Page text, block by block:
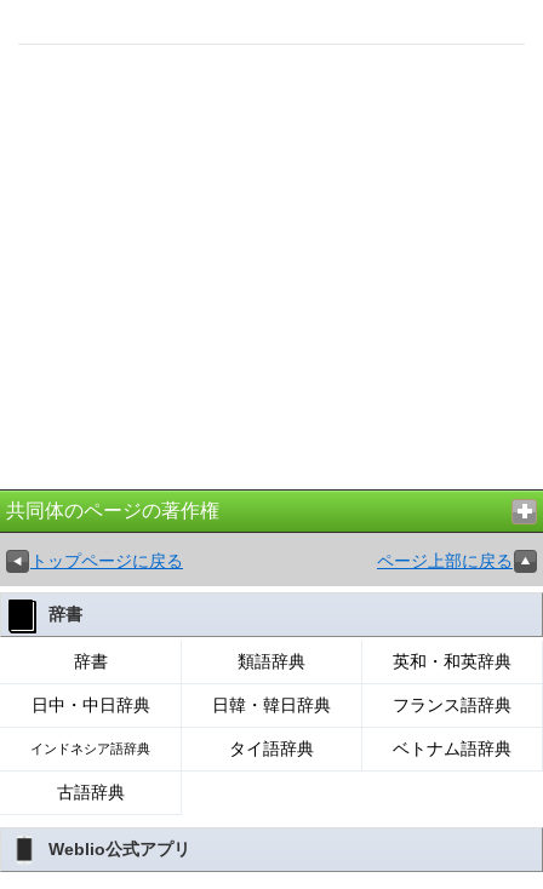
共同体のページの著作権
トップページに戻る ページ上部に戻る
辞書
辞書 類語辞典 英和・和英辞典
日中・中日辞典 日韓・韓日辞典 フランス語辞典
インドネシア語辞典 タイ語辞典 ベトナム語辞典
古語辞典
Weblio公式アプリ